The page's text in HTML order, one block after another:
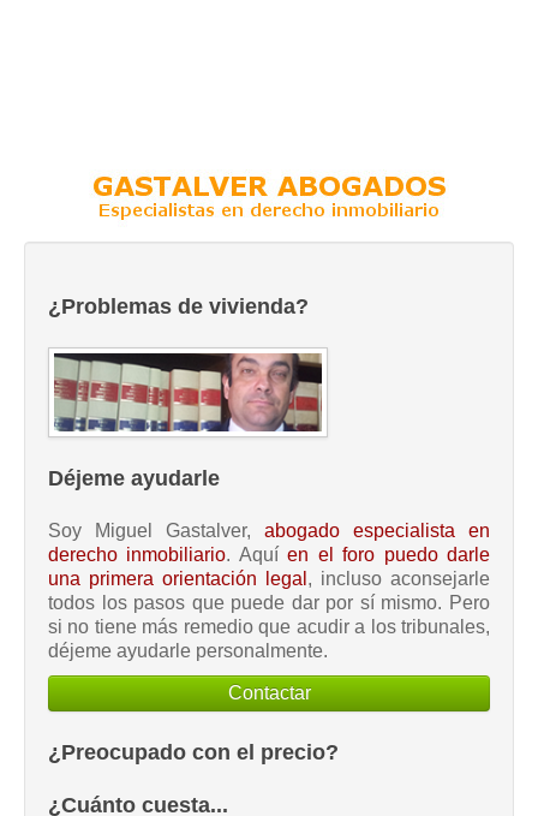
¿Problemas de vivienda?
Déjeme ayudarle
Soy Miguel Gastalver, abogado especialista en
derecho inmobiliario. Aquíen el foro puedo darle
una primera orientación legal , incluso aconsejarle
todos los pasos que puede dar por sí mismo. Pero
si no tiene más remedio que acudir a los tribunales,
déjeme ayudarle personalmente.
Contactar
¿Preocupado con el precio?
¿Cuánto cuesta...